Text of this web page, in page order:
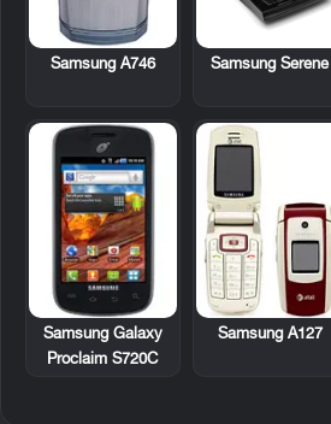
Samsung Serene
Samsung A746
Samsung A127
Samsung Galaxy
Proclaim S720C